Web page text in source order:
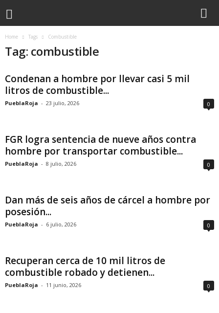
Home Tags Combustible
Tag: combustible
Condenan a hombre por llevar casi 5 mil
litros de combustible...
PueblaRoja - 23 julio, 2026 0
FGR logra sentencia de nueve años contra
hombre por transportar combustible...
PueblaRoja - 8 julio, 2026 0
Dan más de seis años de cárcel a hombre por
posesión...
PueblaRoja - 6 julio, 2026 0
Recuperan cerca de 10 mil litros de
combustible robado y detienen...
PueblaRoja - 11 junio, 2026 0